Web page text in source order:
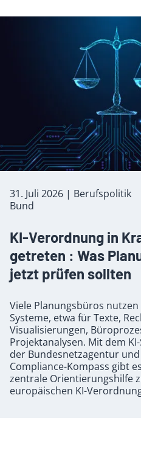
31. Juli 2026 | Berufspolitik
Bund
KI-Verordnung in
getreten : Was
jetzt prüfen sollten
Viele Planungsbüros nutzen
Systeme, etwa für Texte,
Visualisierungen,
Projektanalysen. Mit dem
der Bundesnetzagentur und
Compliance-Kompass gibt
zentrale Orientierungshilfe
europäischen KI-